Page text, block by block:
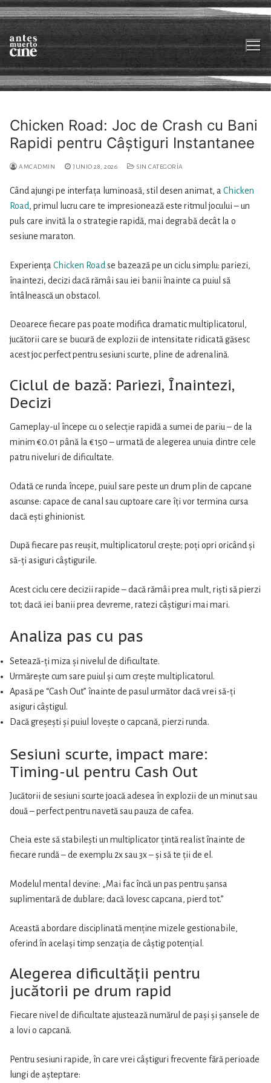
Ir
al
contenido
Sobre nosotrxs
Películas
En desarrollo
Otros mapas_Videolibrería
{Eng}
Chicken Road: Joc de Crash cu Bani
Rapidi pentru Câștiguri Instantanee
AMCADMIN JUNIO 28, 2026 SIN CATEGORÍA
Când ajungi pe interfața luminoasă, stil desen animat, a Chicken
Road, primul lucru care te impresionează este ritmul jocului – un
puls care invită la o strategie rapidă, mai degrabă decât la o
sesiune maraton.
Experiența Chicken Road se bazează pe un ciclu simplu: pariezi,
înaintezi, decizi dacă rămâi sau iei banii înainte ca puiul să
întâlnească un obstacol.
Deoarece fiecare pas poate modifica dramatic multiplicatorul,
jucătorii care se bucură de explozii de intensitate ridicată găsesc
acest joc perfect pentru sesiuni scurte, pline de adrenalină.
Ciclul de bază: Pariezi, Înaintezi,
Decizi
Gameplay-ul începe cu o selecție rapidă a sumei de pariu – de la
minim €0.01 până la €150 – urmată de alegerea unuia dintre cele
patru niveluri de dificultate.
Odată ce runda începe, puiul sare peste un drum plin de capcane
ascunse: capace de canal sau cuptoare care îți vor termina cursa
dacă ești ghinionist.
După fiecare pas reușit, multiplicatorul crește; poți opri oricând și
să-ți asiguri câștigurile.
Acest ciclu cere decizii rapide – dacă rămâi prea mult, riști să pierzi
tot; dacă iei banii prea devreme, ratezi câștiguri mai mari.
Analiza pas cu pas
Setează-ți miza și nivelul de dificultate.
Urmărește cum sare puiul și cum crește multiplicatorul.
Apasă pe “Cash Out” înainte de pasul următor dacă vrei să-ți
asiguri câștigul.
Dacă greșești și puiul lovește o capcană, pierzi runda.
Sesiuni scurte, impact mare:
Timing-ul pentru Cash Out
Jucătorii de sesiuni scurte joacă adesea în explozii de un minut sau
două – perfect pentru navetă sau pauza de cafea.
Cheia este să stabilești un multiplicator țintă realist înainte de
fiecare rundă – de exemplu 2x sau 3x – și să te ții de el.
Modelul mental devine: „Mai fac încă un pas pentru șansa
suplimentară de dublare; dacă lovesc capcana, pierd tot.”
Această abordare disciplinată menține mizele gestionabile,
oferind în același timp senzația de câștig potențial.
Alegerea dificultății pentru
jucătorii pe drum rapid
Fiecare nivel de dificultate ajustează numărul de pași și șansele de
a lovi o capcană.
Pentru sesiuni rapide, în care vrei câștiguri frecvente fără perioade
lungi de așteptare: